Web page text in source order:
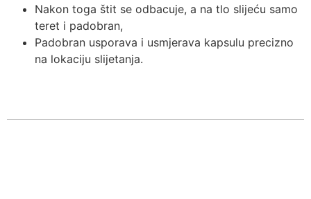
Nakon toga štit se odbacuje, a na tlo slijeću samo
teret i padobran,
Padobran usporava i usmjerava kapsulu precizno
na lokaciju slijetanja.